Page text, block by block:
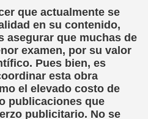
que actualmente se
en su contenido,
asegurar que muchas de
examen, por su valor
Pues bien, es
esta obra
el elevado costo de
publicaciones que
publicitario. No se
Y Víctor Martínez Maheux)